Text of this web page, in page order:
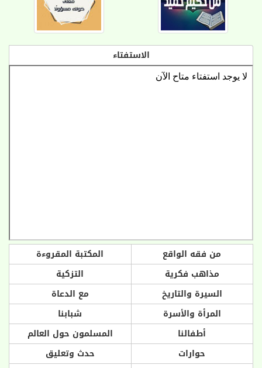
الاستفتاء
من فقه الواقع
المكتبة المقروءة
مذاهب فكرية
التزكية
السيرة والتاريخ
مع الدعاة
المرأة والأسرة
شبابنا
أطفالنا
المسلمون حول العالم
حوارات
حدث وتعليق